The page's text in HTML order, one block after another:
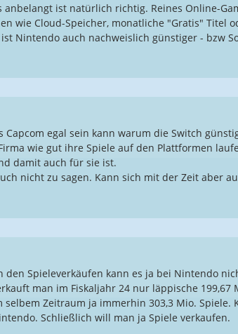
anbelangt ist natürlich richtig. Reines Online-
wie Cloud-Speicher, monatliche "Gratis" Titel
Nintendo auch nachweislich günstiger - bzw
Capcom egal sein kann warum die Switch
wie gut ihre Spiele auf den Plattformen
damit auch für sie ist.
nicht zu sagen. Kann sich mit der Zeit aber
den Spieleverkäufen kann es ja bei Nintendo
man im Fiskaljahr 24 nur läppische 199,67
selbem Zeitraum ja immerhin 303,3 Mio.
Schließlich will man ja Spiele verkaufen.